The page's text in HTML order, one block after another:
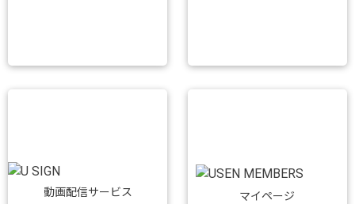
動画配信サービス マイページ